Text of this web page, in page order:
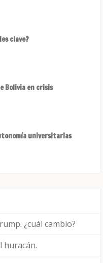
clave?
Bolivia en crisis
universitarias
¿cuál cambio?
huracán.